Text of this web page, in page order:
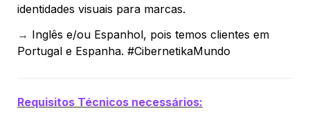
identidades visuais para marcas.
→ Inglês e/ou Espanhol, pois temos clientes em
Portugal e Espanha. #CibernetikaMundo
Requisitos Técnicos necessários: